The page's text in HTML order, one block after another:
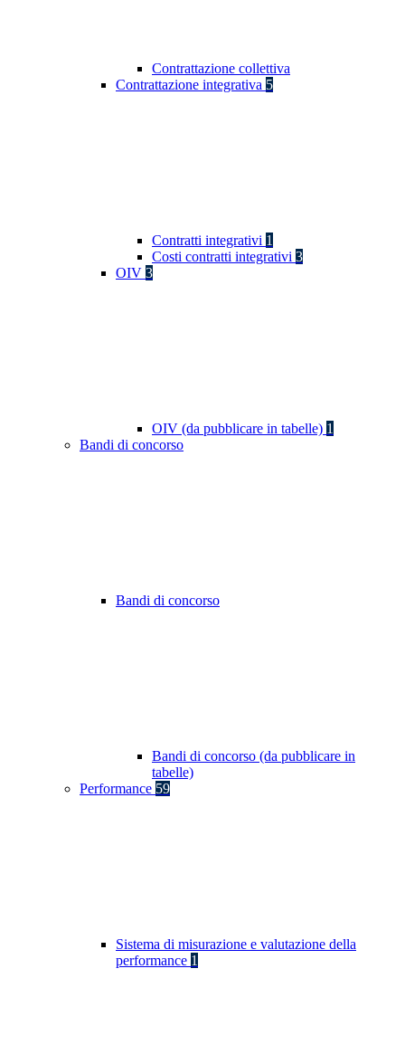
Contrattazione collettiva
Contrattazione integrativa 5
Contratti integrativi 1
Costi contratti integrativi 3
OIV 3
OIV (da pubblicare in tabelle) 1
Bandi di concorso
Bandi di concorso
Bandi di concorso (da pubblicare in
tabelle)
Performance 59
Sistema di misurazione e valutazione della
performance 1